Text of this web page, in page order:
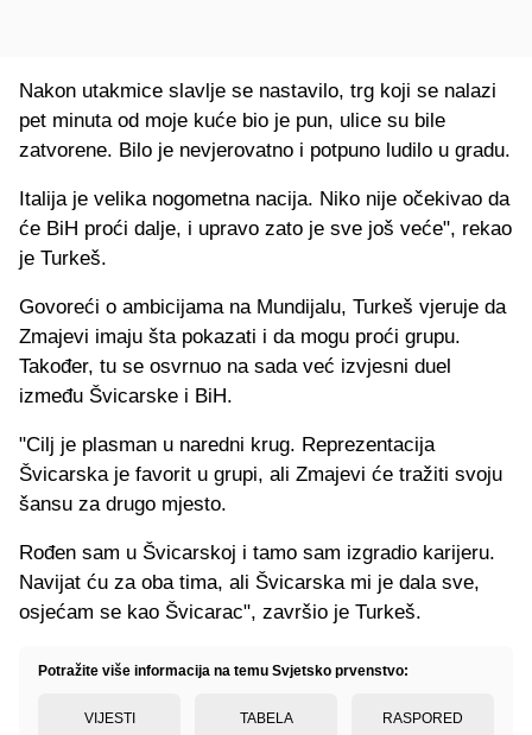
Nakon utakmice slavlje se nastavilo, trg koji se nalazi
pet minuta od moje kuće bio je pun, ulice su bile
zatvorene. Bilo je nevjerovatno i potpuno ludilo u gradu.
Italija je velika nogometna nacija. Niko nije očekivao da
će BiH proći dalje, i upravo zato je sve još veće", rekao
je Turkeš.
Govoreći o ambicijama na Mundijalu, Turkeš vjeruje da
Zmajevi imaju šta pokazati i da mogu proći grupu.
Također, tu se osvrnuo na sada već izvjesni duel
između Švicarske i BiH.
"Cilj je plasman u naredni krug. Reprezentacija
Švicarska je favorit u grupi, ali Zmajevi će tražiti svoju
šansu za drugo mjesto.
Rođen sam u Švicarskoj i tamo sam izgradio karijeru.
Navijat ću za oba tima, ali Švicarska mi je dala sve,
osjećam se kao Švicarac", završio je Turkeš.
Potražite više informacija na temu Svjetsko prvenstvo:
VIJESTI TABELA RASPORED